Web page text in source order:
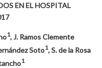
EN EL HOSPITAL
1, J. Ramos Clemente
Soto1, S. de la Rosa
1